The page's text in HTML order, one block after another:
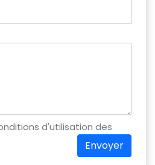
d'utilisation des
Envoyer